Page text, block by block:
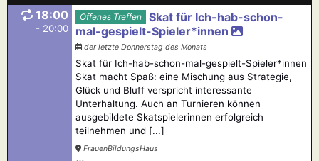
18:00
- 20:00
Offenes Treffen
Skat für Ich-hab-schon-
mal-gespielt-Spieler*innen
der letzte Donnerstag des Monats
Skat für Ich-hab-schon-mal-gespielt-Spieler*innen
Skat macht Spaß: eine Mischung aus Strategie,
Glück und Bluff verspricht interessante
Unterhaltung. Auch an Turnieren können
ausgebildete Skatspielerinnen erfolgreich
teilnehmen und [...]
FrauenBildungsHaus